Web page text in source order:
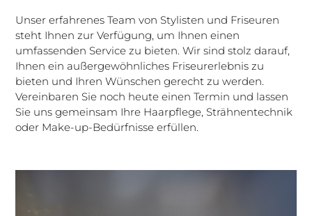
Unser erfahrenes Team von Stylisten und Friseuren
steht Ihnen zur Verfügung, um Ihnen einen
umfassenden Service zu bieten. Wir sind stolz darauf,
Ihnen ein außergewöhnliches Friseurerlebnis zu
bieten und Ihren Wünschen gerecht zu werden.
Vereinbaren Sie noch heute einen Termin und lassen
Sie uns gemeinsam Ihre Haarpflege, Strähnentechnik
oder Make-up-Bedürfnisse erfüllen.